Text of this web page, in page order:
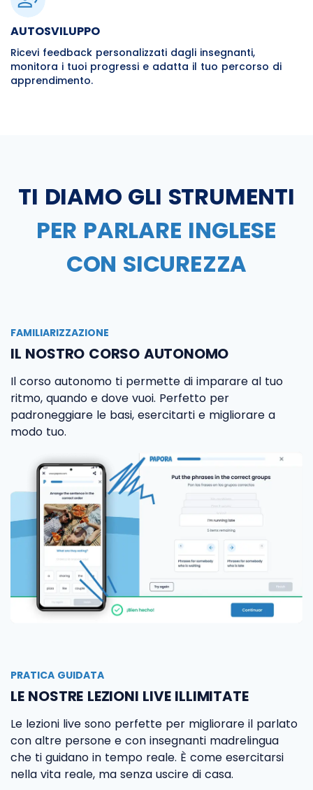
AUTOSVILUPPO
Ricevi feedback personalizzati dagli insegnanti,
monitora i tuoi progressi e adatta il tuo percorso di
apprendimento.
TI DIAMO GLI STRUMENTI
PER PARLARE INGLESE
CON SICUREZZA
FAMILIARIZZAZIONE
IL NOSTRO CORSO AUTONOMO
Il corso autonomo ti permette di imparare al tuo
ritmo, quando e dove vuoi. Perfetto per
padroneggiare le basi, esercitarti e migliorare a
modo tuo.
PRATICA GUIDATA
LE NOSTRE LEZIONI LIVE ILLIMITATE
Le lezioni live sono perfette per migliorare il parlato
con altre persone e con insegnanti madrelingua
che ti guidano in tempo reale. È come esercitarsi
nella vita reale, ma senza uscire di casa.